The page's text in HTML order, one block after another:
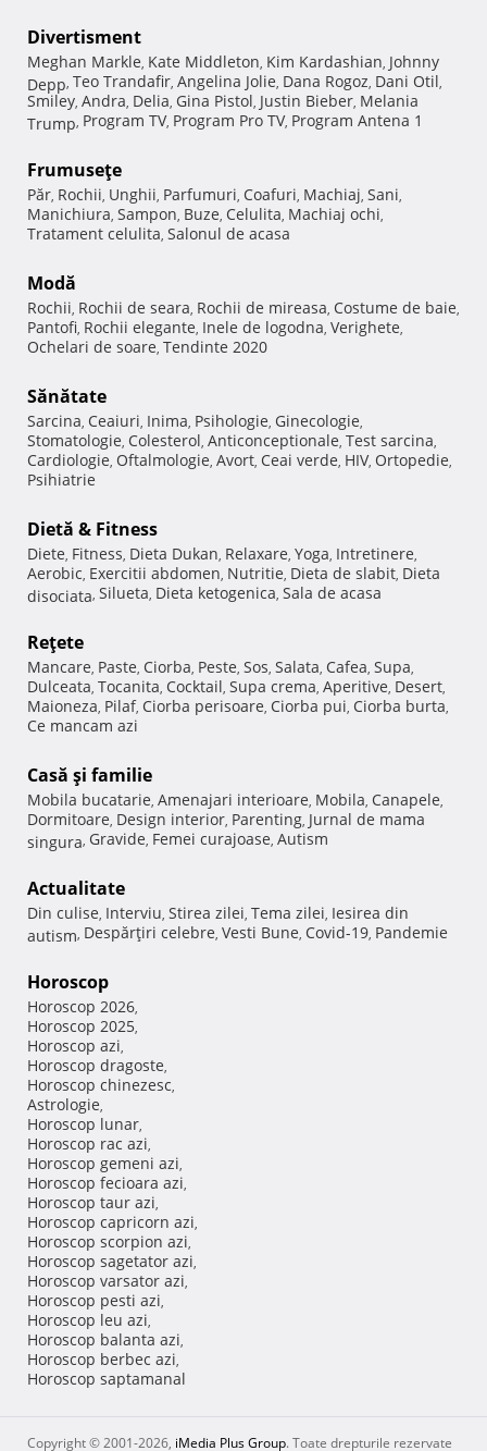
Divertisment
Meghan Markle, Kate Middleton, Kim Kardashian, Johnny
Depp, Teo Trandafir, Angelina Jolie, Dana Rogoz, Dani Otil,
Smiley, Andra, Delia, Gina Pistol, Justin Bieber, Melania
Trump, Program TV, Program Pro TV, Program Antena 1
Frumuseţe
Păr, Rochii, Unghii, Parfumuri, Coafuri, Machiaj, Sani,
Manichiura, Sampon, Buze, Celulita, Machiaj ochi,
Tratament celulita, Salonul de acasa
Modă
Rochii, Rochii de seara, Rochii de mireasa, Costume de baie,
Pantofi, Rochii elegante, Inele de logodna, Verighete,
Ochelari de soare, Tendinte 2020
Sănătate
Sarcina, Ceaiuri, Inima, Psihologie, Ginecologie,
Stomatologie, Colesterol, Anticonceptionale, Test sarcina,
Cardiologie, Oftalmologie, Avort, Ceai verde, HIV, Ortopedie,
Psihiatrie
Dietă & Fitness
Diete, Fitness, Dieta Dukan, Relaxare, Yoga, Intretinere,
Aerobic, Exercitii abdomen, Nutritie, Dieta de slabit, Dieta
disociata, Silueta, Dieta ketogenica, Sala de acasa
Reţete
Mancare, Paste, Ciorba, Peste, Sos, Salata, Cafea, Supa,
Dulceata, Tocanita, Cocktail, Supa crema, Aperitive, Desert,
Maioneza, Pilaf, Ciorba perisoare, Ciorba pui, Ciorba burta,
Ce mancam azi
Casă şi familie
Mobila bucatarie, Amenajari interioare, Mobila, Canapele,
Dormitoare, Design interior, Parenting, Jurnal de mama
singura, Gravide, Femei curajoase, Autism
Actualitate
Din culise, Interviu, Stirea zilei, Tema zilei, Iesirea din
autism, Despărţiri celebre, Vesti Bune, Covid-19, Pandemie
Horoscop
Horoscop 2026,
Horoscop 2025,
Horoscop azi,
Horoscop dragoste,
Horoscop chinezesc,
Astrologie,
Horoscop lunar,
Horoscop rac azi,
Horoscop gemeni azi,
Horoscop fecioara azi,
Horoscop taur azi,
Horoscop capricorn azi,
Horoscop scorpion azi,
Horoscop sagetator azi,
Horoscop varsator azi,
Horoscop pesti azi,
Horoscop leu azi,
Horoscop balanta azi,
Horoscop berbec azi,
Horoscop saptamanal
Copyright © 2001-2026, iMedia Plus Group. Toate drepturile rezervate